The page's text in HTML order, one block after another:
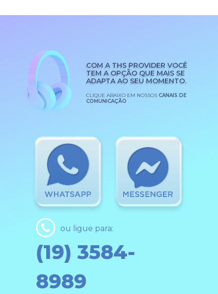
COM A THS PROVIDER VOCÊ
TEM A OPÇÃO QUE MAIS SE
ADAPTA AO SEU MOMENTO.
CLIQUE ABAIXO EM NOSSOSCANAIS DE
COMUNICAÇÃO
ou ligue para:
(19) 3584-
8989